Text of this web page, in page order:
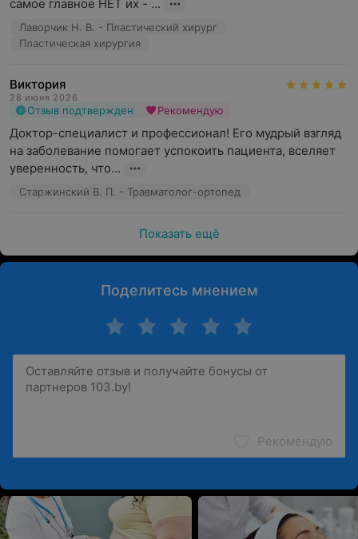
самое главное НЕТ их - ...
Лаворчик Н. В. - Пластический хирург
Пластическая хирургия
Виктория
28 июня 2026
Отзыв подтвержден Рекомендую
Доктор-специалист и профессионал! Его мудрый взгляд
на заболевание помогает успокоить пациента, вселяет
уверенность, что...
Старжинский В. П. - Травматолог-ортопед
Показать ещё
Поделитесь мнением
Рекомендую